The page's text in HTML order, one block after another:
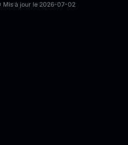
Mis à jour le 2026-07-02